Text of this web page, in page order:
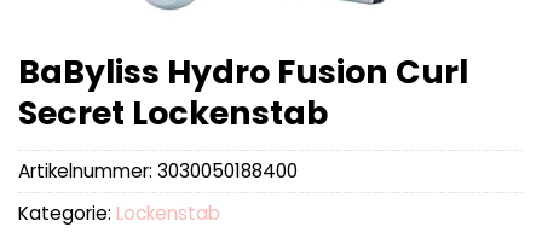
BaByliss Hydro Fusion Curl
Secret Lockenstab
Artikelnummer: 3030050188400
Kategorie: Lockenstab